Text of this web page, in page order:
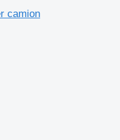
camion